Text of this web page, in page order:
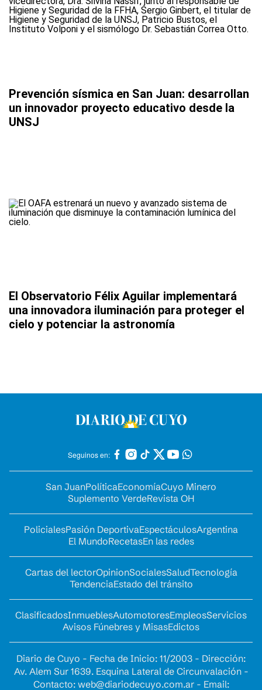
Prevención sísmica en San Juan: desarrollan
un innovador proyecto educativo desde la
UNSJ
El Observatorio Félix Aguilar implementará
una innovadora iluminación para proteger el
cielo y potenciar la astronomía
Seguinos en:
San JuanPolíticaEconomíaCuyo Minero
Suplemento VerdeRevista OH
PolicialesPasión DeportivaEspectáculosArgentina
El MundoRecetasEn las redes
Cartas del lectorOpinionSocialesSaludTecnología
TendenciaEstado del tránsito
ClasificadosInmueblesAutomotoresEmpleosServicios
Avisos Fúnebres y MisasEdictos
Diario de Cuyo - Fecha de Inicio: 11/2003 - Dirección:
Av. Alem Sur 1639. Esquina Lateral de Circunvalación -
Contacto: web@diariodecuyo.com.ar- Email: